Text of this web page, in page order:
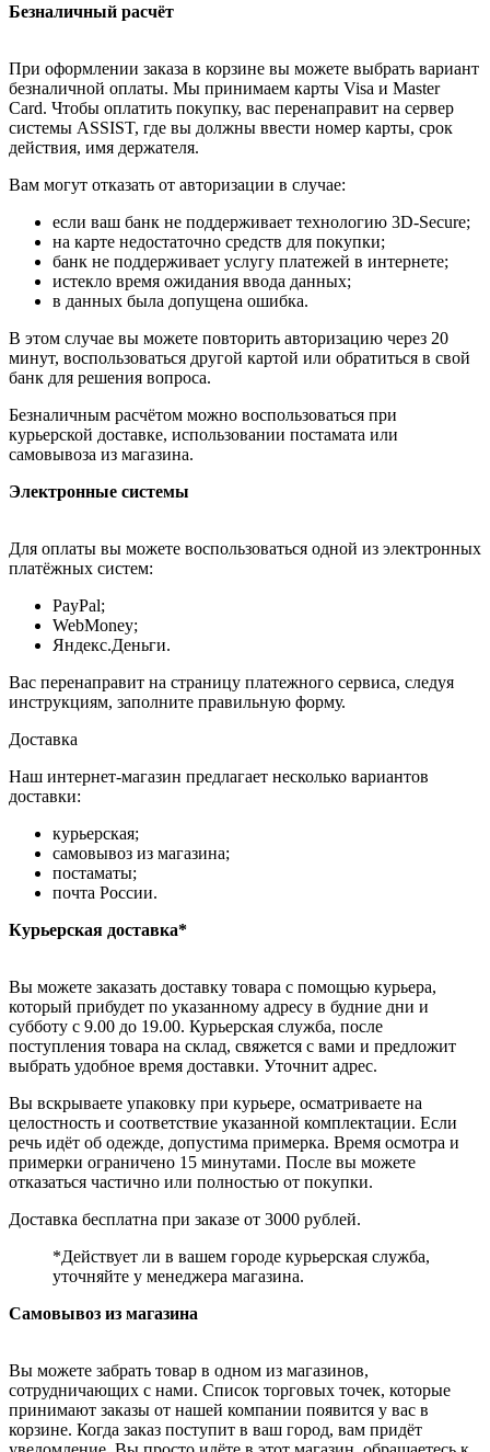
Безналичный расчёт
При оформлении заказа в корзине вы можете выбрать вариант
безналичной оплаты. Мы принимаем карты Visa и Master
Card. Чтобы оплатить покупку, вас перенаправит на сервер
системы ASSIST, где вы должны ввести номер карты, срок
действия, имя держателя.
Вам могут отказать от авторизации в случае:
если ваш банк не поддерживает технологию 3D-Secure;
на карте недостаточно средств для покупки;
банк не поддерживает услугу платежей в интернете;
истекло время ожидания ввода данных;
в данных была допущена ошибка.
В этом случае вы можете повторить авторизацию через 20
минут, воспользоваться другой картой или обратиться в свой
банк для решения вопроса.
Безналичным расчётом можно воспользоваться при
курьерской доставке, использовании постамата или
самовывоза из магазина.
Электронные системы
Для оплаты вы можете воспользоваться одной из электронных
платёжных систем:
PayPal;
WebMoney;
Яндекс.Деньги.
Вас перенаправит на страницу платежного сервиса, следуя
инструкциям, заполните правильную форму.
Доставка
Наш интернет-магазин предлагает несколько вариантов
доставки:
курьерская;
самовывоз из магазина;
постаматы;
почта России.
Курьерская доставка*
Вы можете заказать доставку товара с помощью курьера,
который прибудет по указанному адресу в будние дни и
субботу с 9.00 до 19.00. Курьерская служба, после
поступления товара на склад, свяжется с вами и предложит
выбрать удобное время доставки. Уточнит адрес.
Вы вскрываете упаковку при курьере, осматриваете на
целостность и соответствие указанной комплектации. Если
речь идёт об одежде, допустима примерка. Время осмотра и
примерки ограничено 15 минутами. После вы можете
отказаться частично или полностью от покупки.
Доставка бесплатна при заказе от 3000 рублей.
*Действует ли в вашем городе курьерская служба,
уточняйте у менеджера магазина.
Самовывоз из магазина
Вы можете забрать товар в одном из магазинов,
сотрудничающих с нами. Список торговых точек, которые
принимают заказы от нашей компании появится у вас в
корзине. Когда заказ поступит в ваш город, вам придёт